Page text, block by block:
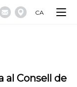
CA
al Consell de